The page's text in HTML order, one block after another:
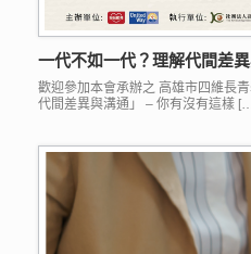
一代不如一代？理解代間差
歡迎參加本會承辦之 高雄市四維長
代間差異與溝通」 – 你有沒有這樣